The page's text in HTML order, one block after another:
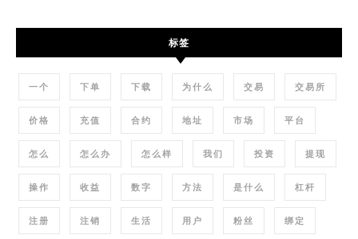
标签
一个 下单 下载 为什么 交易 交易所
价格 充值 合约 地址 市场 平台
怎么 怎么办 怎么样 我们 投资 提现
操作 收益 数字 方法 是什么 杠杆
注册 注销 生活 用户 粉丝 绑定